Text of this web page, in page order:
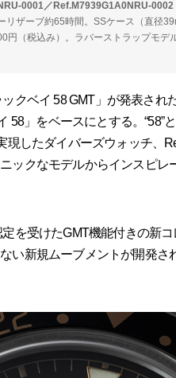
0001／Ref.M7939G1A0NRU-0002
ザーブ約65時間。SSケース（直径
（税込み）。ラバーストラップモデ
クベイ 58 GMT」が発表され
」をベースにとする。“58”
したダイバーズウォッチ、
ックなモデルからインスピレ
を受けたGMT機能付きの新
い新規ムーブメントが開発さ